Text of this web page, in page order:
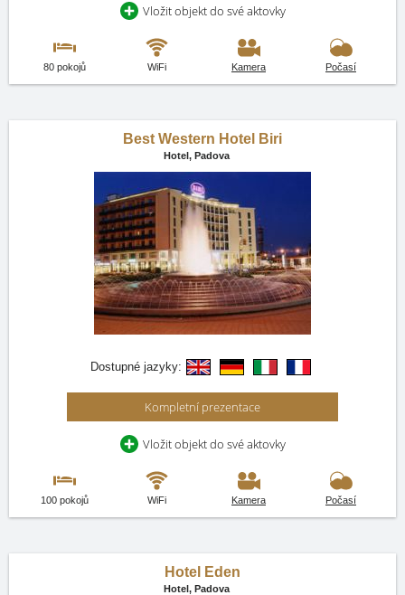
Vložit objekt do své aktovky
80 pokojů WiFi Kamera Počasí
Best Western Hotel Biri
Hotel, Padova
Dostupné jazyky:
Kompletní prezentace
Vložit objekt do své aktovky
100 pokojů WiFi Kamera Počasí
Hotel Eden
Hotel, Padova